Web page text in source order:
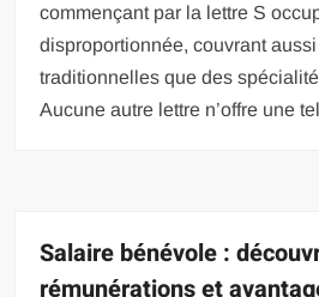
commençant par la lettre S
disproportionnée, couvrant
traditionnelles que des
Aucune autre lettre n’offre une
Salaire bénévole :
rémunérations et